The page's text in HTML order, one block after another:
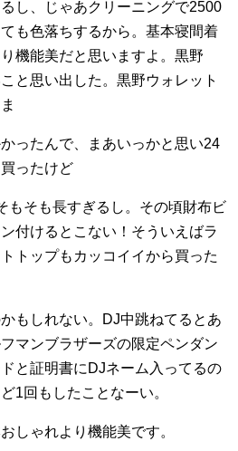
し、じゃあクリーニングで2500
も色落ちするから。基本寝間着
機能美だと思いますよ。黒野
と思い出した。黒野ウォレット
ったんで、まあいっかと思い24
ったけど
もそも長すぎるし。その頃財布ビ
付けるとこない！そういえばラ
トップもカッコイイから買った
もしれない。DJ中跳ねてるとあ
マンブラザーズの限定ペンダン
と証明書にDJネーム入ってるの
1回もしたことなーい。
しゃれより機能美です。